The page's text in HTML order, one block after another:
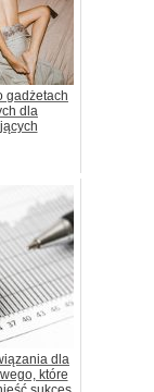
gadżetach
dla
dla
które